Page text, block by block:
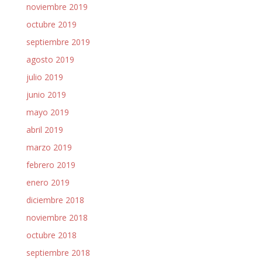
noviembre 2019
octubre 2019
septiembre 2019
agosto 2019
julio 2019
junio 2019
mayo 2019
abril 2019
marzo 2019
febrero 2019
enero 2019
diciembre 2018
noviembre 2018
octubre 2018
septiembre 2018